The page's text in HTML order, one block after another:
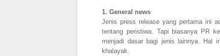
1. General news
Jenis press release yang pertama ini
tentang peristiwa. Tapi biasanya PR
menjadi dasar bagi jenis lainnya. Hal
khalayak.